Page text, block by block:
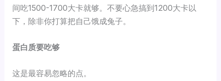
间吃1500-1700大卡就够。不要心急搞到1200大卡以
下，除非你打算把自己饿成兔子。
蛋白质要吃够
这是最容易忽略的点。